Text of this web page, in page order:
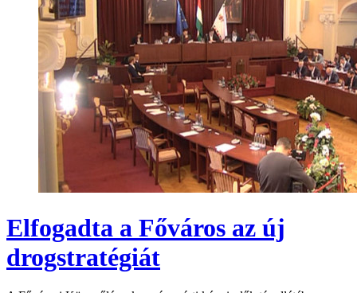
Elfogadta a Főváros az új
drogstratégiát